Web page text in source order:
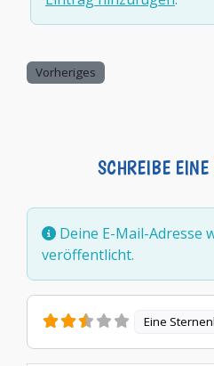
Vorheriges
SCHREIBE EINE
Deine E-Mail-Adresse
veröffentlicht.
Eine